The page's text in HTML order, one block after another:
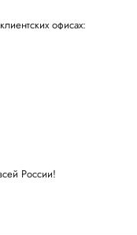
офисах:
России!